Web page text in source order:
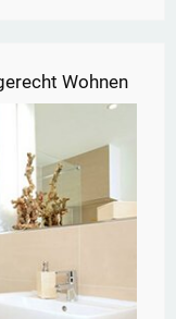
Wohnen